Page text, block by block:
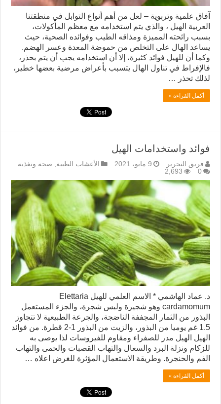
آفاق علمية وتربوية – لعل من أهم أنواع التوابل في منطقتنا
العربية الهيل ، والذي يتم استخدامه مع معظم المأكولات،
بسبب رائحته المميزة ومذاقه الطيب وفوائده الصحية، حيث
يساعد الهال على التخلص من حموضة المعدة وعسر الهضم.
وكما أن للهيل فوائد كثيرة، إلا أن استخدامه يجب أن يتم بحذر،
فالإفراط في تناول الهال يتسبب بأعراض مرضية بعضها خطير،
لذلك تحذر …
أكمل القراءة »
فوائد واستخدامات الهيل
فريق التحرير 9 مايو، 2021 الأعشاب الطبية
صحة وتغذية
0
2,693
د. عماد الهاشمي * الاسم العلمي للهيل Elettaria
cardamomum وهو شجيرة وليس شجرة، والجزء المستعمل
البذور من الثمار المجففة الناضجة، والجرعة الطبيعية لا تتجاوز
1.5 غم يوميا من البذور، والزيت من البذور 1-2 قطرة. من فوائد
الهيل الهيل مدر للصفراء ومقاوم للفيروسات لذا يوصى به
للزكام ونزلة البرد والسعال والتهاب القصبات والحمى والتهاب
الفم والحنجرة. وطريقة الاستعمال المؤثرة للغرض اعلاه …
أكمل القراءة »